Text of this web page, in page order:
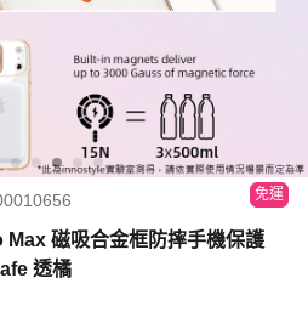
免運
磁吸合金框防摔手機保護
透橘